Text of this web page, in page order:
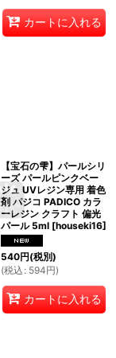
カートに入れる
【宝石の雫】パールシリ
ーズ パールピンクベー
ジュ UVレジン専用 着色
剤 パジコ PADICO カラ
ーレジン クラフト 偏光
パール 5ml [houseki16]
540円(税別)
(税込 : 594円)
カートに入れる